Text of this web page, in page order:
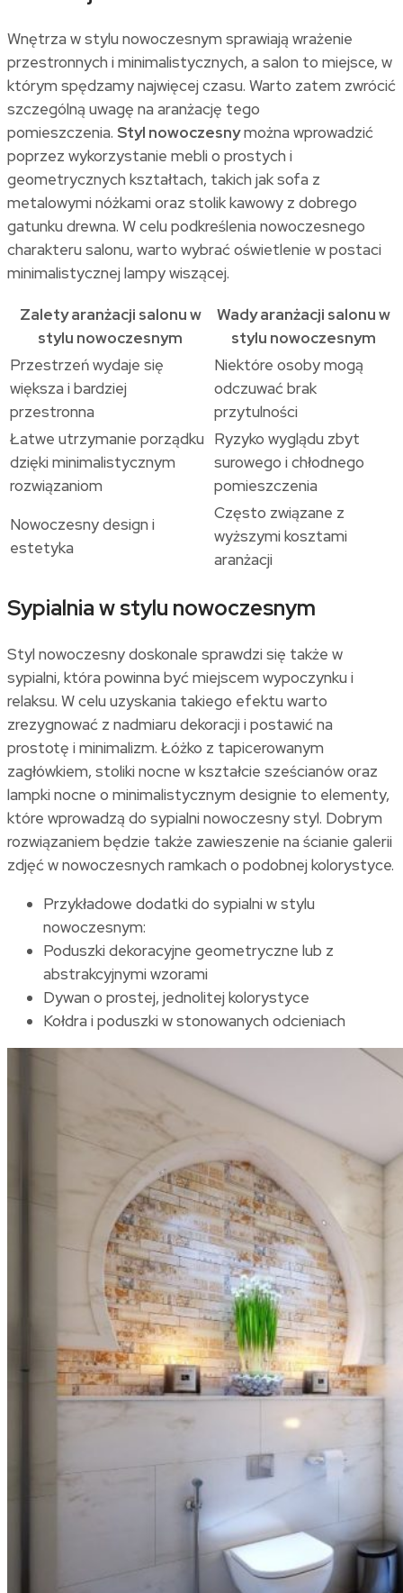
Wnętrza w stylu nowoczesnym sprawiają wrażenie
przestronnych i minimalistycznych, a salon to miejsce, w
którym spędzamy najwięcej czasu. Warto zatem zwrócić
szczególną uwagę na aranżację tego
pomieszczenia. Styl nowoczesnymożna wprowadzić
poprzez wykorzystanie mebli o prostych i
geometrycznych kształtach, takich jak sofa z
metalowymi nóżkami oraz stolik kawowy z dobrego
gatunku drewna. W celu podkreślenia nowoczesnego
charakteru salonu, warto wybrać oświetlenie w postaci
minimalistycznej lampy wiszącej.
Zalety aranżacji salonu w
stylu nowoczesnym
Wady aranżacji salonu w
stylu nowoczesnym
Przestrzeń wydaje się
większa i bardziej
przestronna
Niektóre osoby mogą
odczuwać brak
przytulności
Łatwe utrzymanie porządku
dzięki minimalistycznym
rozwiązaniom
Ryzyko wyglądu zbyt
surowego i chłodnego
pomieszczenia
Nowoczesny design i
estetyka
Często związane z
wyższymi kosztami
aranżacji
Sypialnia w stylu nowoczesnym
Styl nowoczesny doskonale sprawdzi się także w
sypialni, która powinna być miejscem wypoczynku i
relaksu. W celu uzyskania takiego efektu warto
zrezygnować z nadmiaru dekoracji i postawić na
prostotę i minimalizm. Łóżko z tapicerowanym
zagłówkiem, stoliki nocne w kształcie sześcianów oraz
lampki nocne o minimalistycznym designie to elementy,
które wprowadzą do sypialni nowoczesny styl. Dobrym
rozwiązaniem będzie także zawieszenie na ścianie galerii
zdjęć w nowoczesnych ramkach o podobnej kolorystyce.
Przykładowe dodatki do sypialni w stylu
nowoczesnym:
Poduszki dekoracyjne geometryczne lub z
abstrakcyjnymi wzorami
Dywan o prostej, jednolitej kolorystyce
Kołdra i poduszki w stonowanych odcieniach